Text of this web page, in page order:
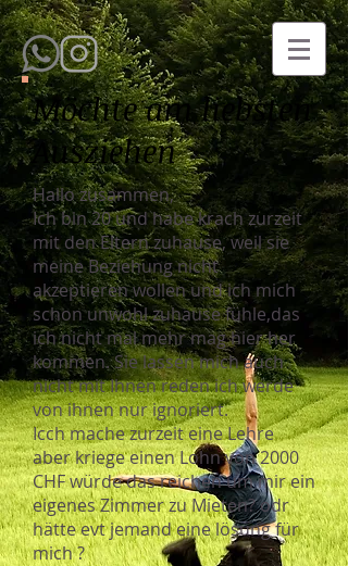
Möchte am liebsten
Ausziehen
Hallo zusammen,
Ich bin 20 und habe krach zurzeit
mit den Eltern zuhause, weil sie
meine Beziehung nicht
akzeptieren wollen und ich mich
schon unwohl zuhause fühle,das
ich nicht mal mehr mag hier her
kommen. Sie lassen mich auch
nicht mit Ihnen reden ich werde
von ihnen nur ignoriert.
Icch mache zurzeit eine Lehre
aber kriege einen Lohn von 2000
CHF würde das reichen um mir ein
eigenes Zimmer zu Mieten? odr
hätte evt jemand eine lösung für
mich ?